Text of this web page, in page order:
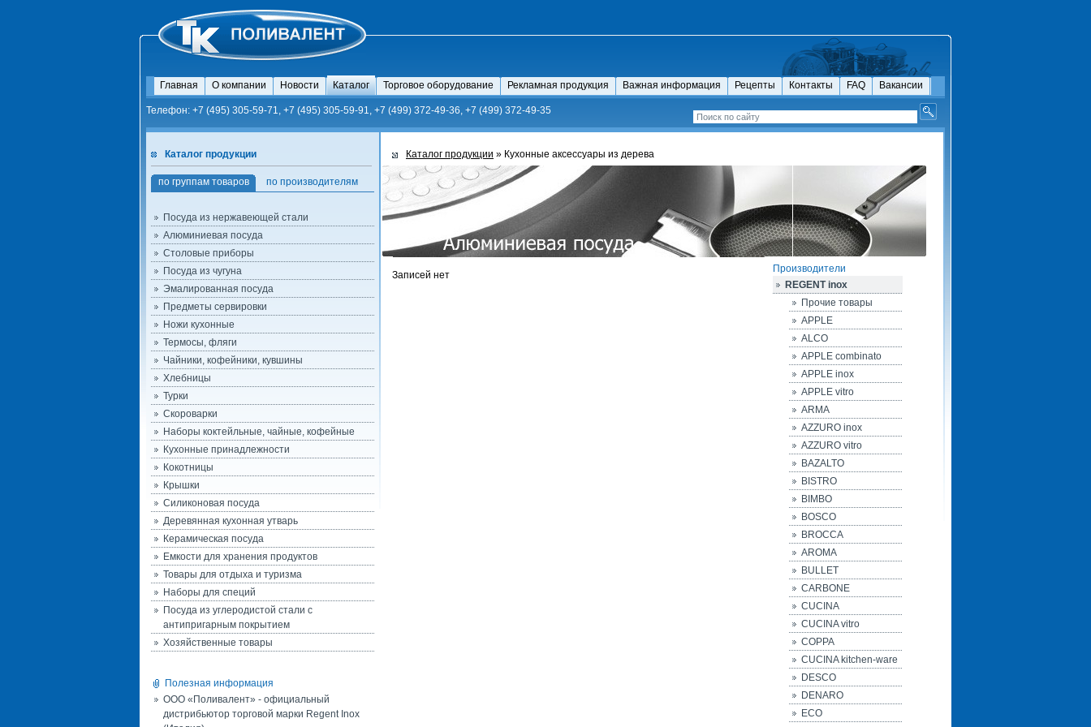
Главная О компании Новости Каталог Торговое оборудование Рекламная продукция Важная информация Рецепты Контакты FAQ Вакансии
Телефон: +7 (495) 305-59-71, +7 (495) 305-59-91, +7 (499) 372-49-36, +7 (499) 372-49-35
Каталог продукции
по группам товаров по производителям
Посуда из нержавеющей стали
Алюминиевая посуда
Столовые приборы
Посуда из чугуна
Эмалированная посуда
Предметы сервировки
Ножи кухонные
Термосы, фляги
Чайники, кофейники, кувшины
Хлебницы
Турки
Скороварки
Наборы коктейльные, чайные, кофейные
Кухонные принадлежности
Кокотницы
Крышки
Силиконовая посуда
Деревянная кухонная утварь
Керамическая посуда
Емкости для хранения продуктов
Товары для отдыха и туризма
Наборы для специй
Посуда из углеродистой стали с
антипригарным покрытием
Хозяйственные товары
Полезная информация
ООО «Поливалент» - официальный
дистрибьютор торговой марки Regent Inox
Каталог продукции » Кухонные аксесcуары из дерева
Записей нет
Производители
REGENT inox
Прочие товары
APPLE
ALCO
APPLE combinato
APPLE inox
APPLE vitro
ARMA
AZZURO inox
AZZURO vitro
BAZALTO
BISTRO
BIMBO
BOSCO
BROCCA
AROMA
BULLET
CARBONE
CUCINA
CUCINA vitro
COPPA
CUCINA kitchen-ware
DESCO
DENARO
ECO